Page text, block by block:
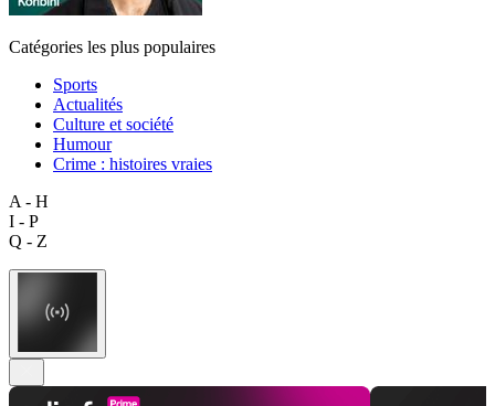
Catégories les plus populaires
Sports
Actualités
Culture et société
Humour
Crime : histoires vraies
A - H
I - P
Q - Z